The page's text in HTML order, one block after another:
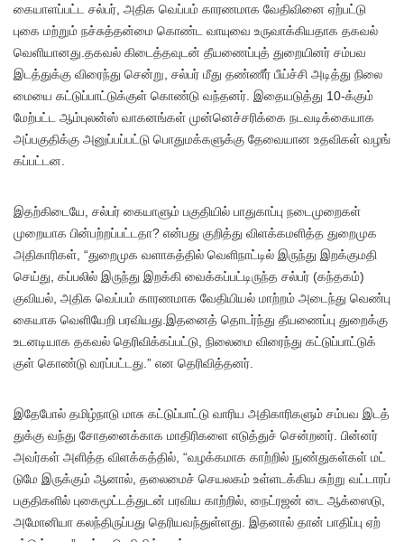
கையாளப்​பட்ட சல்​பர், அதிக வெப்​பம் காரணமாக வேதி​வினை ஏற்​பட்டு
புகை மற்​றும் நச்​சுத்​தன்மை கொண்ட வாயுவை உரு​வாக்​கிய​தாக தகவல்
வெளி​யானது.தகவல் கிடைத்​தவுடன் தீயணைப்​புத் துறை​யினர் சம்பவ
இடத்​துக்கு விரைந்து சென்​று, சல்​பர் மீது தண்​ணீர் பீய்ச்சி அடித்து நிலை​
மையை கட்​டுப்​பாட்​டுக்​குள் கொண்டு வந்​தனர். இதையடுத்து 10-க்​கும்
மேற்​பட்ட ஆம்​புலன்ஸ் வாக​னங்​கள் முன்​னெச்​சரிக்கை நடவடிக்​கை​யாக
அப்​பகு​திக்கு அனுப்​பப்​பட்டு பொது​மக்​களுக்கு தேவை​யான உதவி​கள் வழங்​
கப்​பட்​டன.
இதற்​கிடையே, சல்​பர் கையாளும் பகு​தி​யில் பாது​காப்பு நடை​முறை​கள்
முறை​யாக பின்​பற்​றப்​பட்​ட​தா? என்​பது குறித்து விளக்​கமளித்த துறை​முக
அதி​காரி​கள், “துறை​முக வளாகத்​தில் வெளி​நாட்​டில் இருந்து இறக்​குமதி
செய்​து, கப்​பலில் இருந்து இறக்கி வைக்​கப்​பட்​டிருந்த சல்​பர் (கந்​தகம்)
குவியல், அதிக வெப்​பம் காரண​மாக வேதி​யியல் மாற்​றம் அடைந்து வெண்​பு​
கை​யாக வெளி​யேறி பரவியது.இதனைத் தொடர்ந்து தீயணைப்பு துறைக்கு
உடனடி​யாக தகவல் தெரிவிக்​கப்​பட்​டு, நிலைமை விரைந்து கட்​டுப்​பாட்​டுக்​
குள் கொண்டு வரப்​பட்​டது.” என தெரி​வித்​தனர்.
இதே​போல் தமிழ்​நாடு மாசு கட்​டுப்​பாட்டு வாரிய அதி​காரி​களும் சம்பவ இடத்​
துக்கு வந்து சோதனைக்​காக மாதிரி​களை எடுத்​துச் சென்​றனர். பின்​னர்
அவர்​கள் அளித்த விளக்​கத்​தில், “வழக்​க​மாக காற்​றில் நுண்​துகள்​கள் மட்​
டுமே இருக்​கும் ஆனால், தலை​மைச் செயல​கம் உள்​ளடக்​கிய சுற்று வட்​டாரப்
பகு​தி​களில் புகைமூட்​டத்​துடன் பரவிய காற்​றில், நைட்​ரஜன் டை ஆக்​ஸைடு,
அமோனியா கலந்​திருப்​பது தெரிய​வந்​துள்​ளது. இதனால்​ தான்​ பா​திப்​பு ஏற்​